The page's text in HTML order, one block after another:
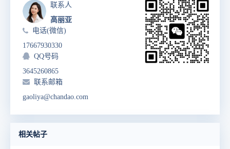
联系人
高丽亚
电话(微信)
17667930330
QQ号码
3645260865
联系邮箱
gaoliya@chandao.com
相关帖子